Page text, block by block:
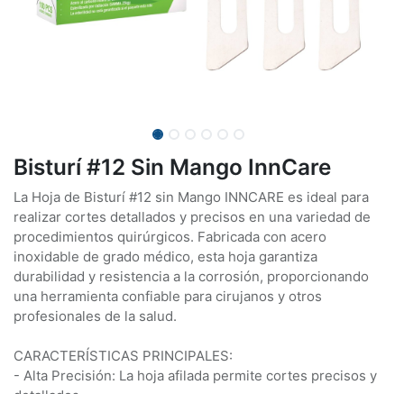
Bisturí #12 Sin Mango InnCare
La Hoja de Bisturí #12 sin Mango INNCARE es ideal para
realizar cortes detallados y precisos en una variedad de
procedimientos quirúrgicos. Fabricada con acero
inoxidable de grado médico, esta hoja garantiza
durabilidad y resistencia a la corrosión, proporcionando
una herramienta confiable para cirujanos y otros
profesionales de la salud.
CARACTERÍSTICAS PRINCIPALES:
- Alta Precisión: La hoja afilada permite cortes precisos y